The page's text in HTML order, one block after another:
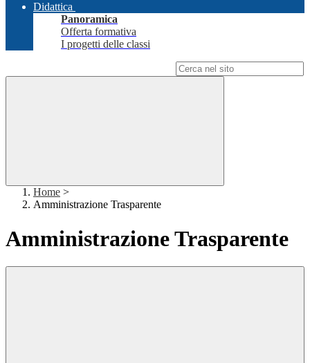
Didattica
Panoramica
Offerta formativa
I progetti delle classi
Home >
Amministrazione Trasparente
Amministrazione Trasparente